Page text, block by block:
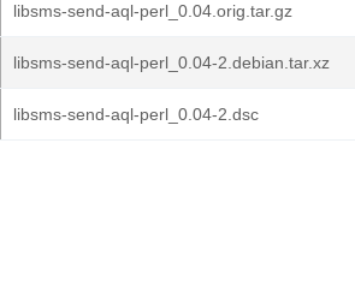
libsms-send-aql-perl_0.04.orig.tar.gz
libsms-send-aql-perl_0.04-2.debian.tar.xz
libsms-send-aql-perl_0.04-2.dsc